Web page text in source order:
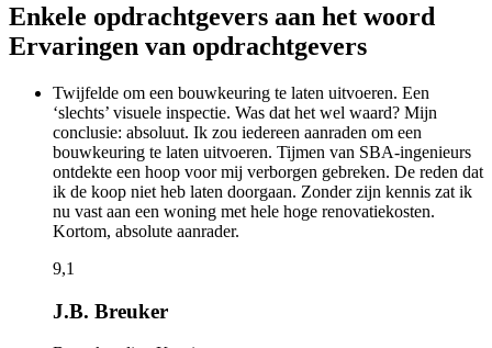
Enkele opdrachtgevers aan het woord
Ervaringen van opdrachtgevers
Twijfelde om een bouwkeuring te laten uitvoeren. Een
‘slechts’ visuele inspectie. Was dat het wel waard? Mijn
conclusie: absoluut. Ik zou iedereen aanraden om een
bouwkeuring te laten uitvoeren. Tijmen van SBA-ingenieurs
ontdekte een hoop voor mij verborgen gebreken. De reden dat
ik de koop niet heb laten doorgaan. Zonder zijn kennis zat ik
nu vast aan een woning met hele hoge renovatiekosten.
Kortom, absolute aanrader.
9,1
J.B. Breuker